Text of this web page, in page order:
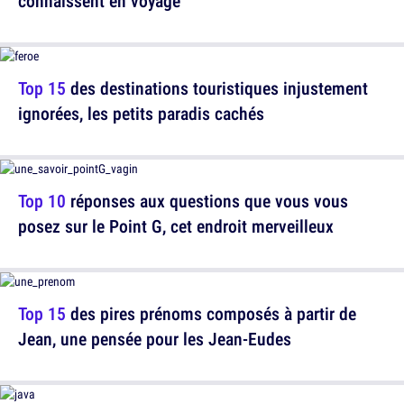
Top 15 des destinations touristiques injustement
ignorées, les petits paradis cachés
Top 15 des pires prénoms composés à partir de
Jean, une pensée pour les Jean-Eudes
Top 10 réponses aux questions que vous vous
posez sur le Point G, cet endroit merveilleux